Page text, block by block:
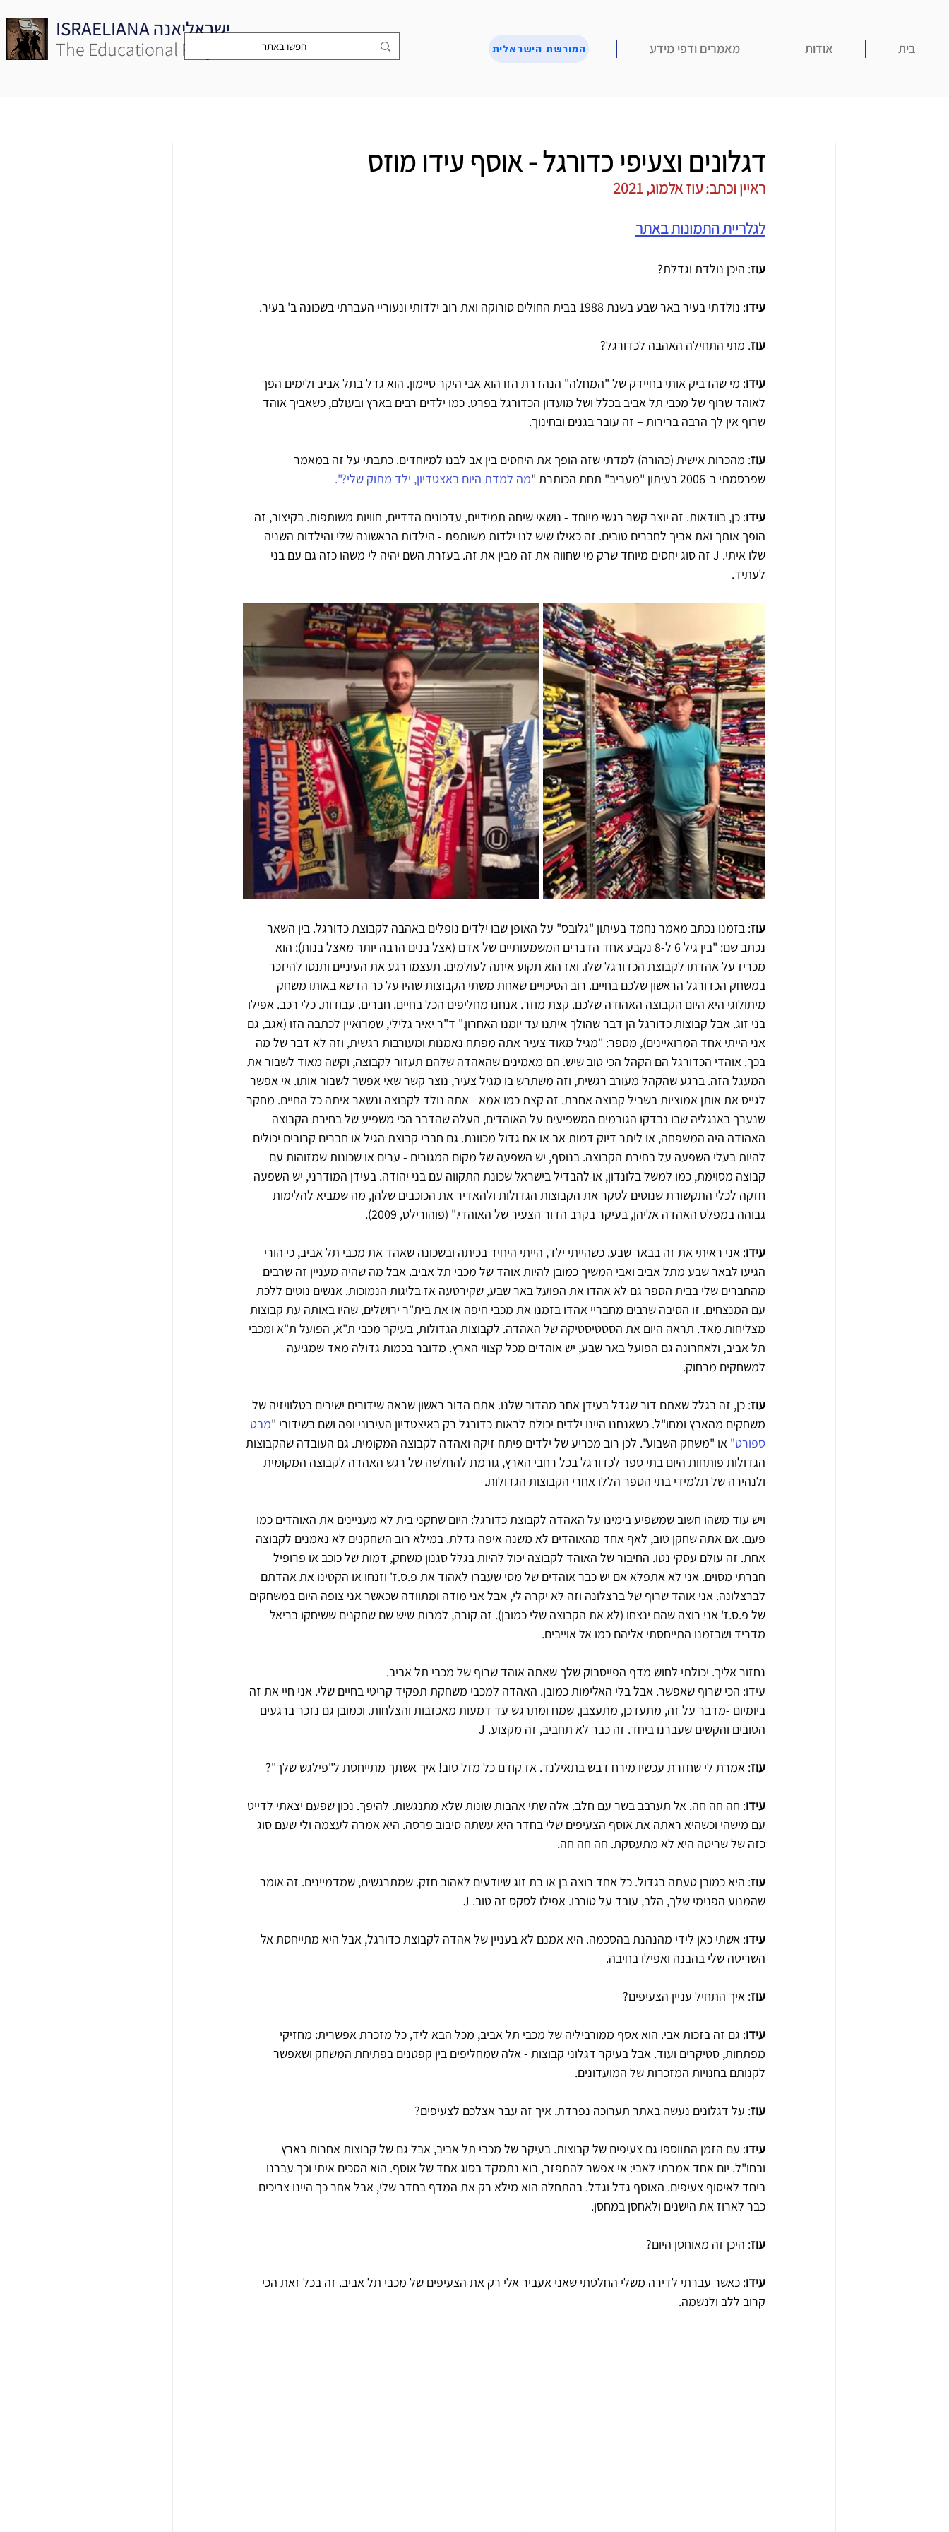
ISRAELIANA ישראליאנה
The Educational Project המורשת הישראלית בית אודות מאמרים ודפי מידע
דגלונים וצעיפי כדורגל - אוסף עידו מוזס
ראיין וכתב: עוז אלמוג, 2021
לגלריית התמונות באתר
עוז: היכן נולדת וגדלת?
עידו: נולדתי בעיר באר שבע בשנת 1988 בבית החולים סורוקה ואת רוב ילדותי ונעוריי העברתי בשכונה ב' בעיר.
עוז. מתי התחילה האהבה לכדורגל?
עידו: מי שהדביק אותי בחיידק של "המחלה" הנהדרת הזו הוא אבי היקר סיימון. הוא גדל בתל אביב ולימים הפך
לאוהד שרוף של מכבי תל אביב בכלל ושל מועדון הכדורגל בפרט. כמו ילדים רבים בארץ ובעולם, כשאביך אוהד
שרוף אין לך הרבה ברירות – זה עובר בגנים ובחינוך.
עוז: מהכרות אישית (כהורה) למדתי שזה הופך את היחסים בין אב לבנו למיוחדים. כתבתי על זה במאמר
שפרסמתי ב-2006 בעיתון "מעריב" תחת הכותרת "
מה למדת היום באצטדיון, ילד מתוק שלי?".
עידו: כן, בוודאות. זה יוצר קשר רגשי מיוחד - נושאי שיחה תמידיים, עדכונים הדדיים, חוויות משותפות. בקיצור, זה
הופך אותך ואת אביך לחברים טובים. זה כאילו שיש לנו ילדות משותפת - הילדות הראשונה שלי והילדות השניה
שלו איתי. J זה סוג יחסים מיוחד שרק מי שחווה את זה מבין את זה. בעזרת השם יהיה לי משהו כזה גם עם בני
לעתיד.
עוז: בזמנו נכתב מאמר נחמד בעיתון "גלובס" על האופן שבו ילדים נופלים באהבה לקבוצת כדורגל. בין השאר
נכתב שם: "בין גיל 6 ל-8 נקבע אחד הדברים המשמעותיים של אדם (אצל בנים הרבה יותר מאצל בנות): הוא
מכריז על אהדתו לקבוצת הכדורגל שלו. ואז הוא תקוע איתה לעולמים. תעצמו רגע את העיניים ותנסו להיזכר
במשחק הכדורגל הראשון שלכם בחיים. רוב הסיכויים שאחת משתי הקבוצות שהיו על כר הדשא באותו משחק
מיתולוגי היא היום הקבוצה האהודה שלכם. קצת מוזר. אנחנו מחליפים הכל בחיים. חברים. עבודות. כלי רכב. אפילו
בני זוג. אבל קבוצות כדורגל הן דבר שהולך איתנו עד יומנו האחרון." ד"ר יאיר גלילי, שמרואיין לכתבה הזו (אגב, גם
אני הייתי אחד המרואיינים), מספר: "מגיל מאוד צעיר אתה מפתח נאמנות ומעורבות רגשית, וזה לא דבר של מה
בכך. אוהדי הכדורגל הם הקהל הכי טוב שיש. הם מאמינים שהאהדה שלהם תעזור לקבוצה, וקשה מאוד לשבור את
המעגל הזה. ברגע שהקהל מעורב רגשית, וזה משתרש בו מגיל צעיר, נוצר קשר שאי אפשר לשבור אותו. אי אפשר
לגייס את אותן אמוציות בשביל קבוצה אחרת. זה קצת כמו אמא - אתה נולד לקבוצה ונשאר איתה כל החיים. מחקר
שנערך באנגליה שבו נבדקו הגורמים המשפיעים על האוהדים, העלה שהדבר הכי משפיע של בחירת הקבוצה
האהודה היה המשפחה, או ליתר דיוק דמות אב או אח גדול מכוונת. גם חברי קבוצת הגיל או חברים קרובים יכולים
להיות בעלי השפעה על בחירת הקבוצה. בנוסף, יש השפעה של מקום המגורים - ערים או שכונות שמזוהות עם
קבוצה מסוימת, כמו למשל בלונדון, או להבדיל בישראל שכונת התקווה עם בני יהודה. בעידן המודרני, יש השפעה
חזקה לכלי התקשורת שנוטים לסקר את הקבוצות הגדולות ולהאדיר את הכוכבים שלהן, מה שמביא להלימות
גבוהה במפלס האהדה אליהן, בעיקר בקרב הדור הצעיר של האוהדי." (פוהורילס, 2009).
עידו: אני ראיתי את זה בבאר שבע. כשהייתי ילד, הייתי היחיד בכיתה ובשכונה שאהד את מכבי תל אביב, כי הורי
הגיעו לבאר שבע מתל אביב ואבי המשיך כמובן להיות אוהד של מכבי תל אביב. אבל מה שהיה מעניין זה שרבים
מהחברים שלי בבית הספר גם לא אהדו את הפועל באר שבע, שקירטעה אז בליגות הנמוכות. אנשים נוטים ללכת
עם המנצחים. זו הסיבה שרבים מחבריי אהדו בזמנו את מכבי חיפה או את בית"ר ירושלים, שהיו באותה עת קבוצות
מצליחות מאד. תראה היום את הסטטיסטיקה של האהדה. לקבוצות הגדולות, בעיקר מכבי ת"א, הפועל ת"א ומכבי
תל אביב, ולאחרונה גם הפועל באר שבע, יש אוהדים מכל קצווי הארץ. מדובר בכמות גדולה מאד שמגיעה
למשחקים מרחוק.
עוז: כן, זה בגלל שאתם דור שגדל בעידן אחר מהדור שלנו. אתם הדור ראשון שראה שידורים ישירים בטלוויזיה של
משחקים מהארץ ומחו"ל. כשאנחנו היינו ילדים יכולת לראות כדורגל רק באיצטדיון העירוני ופה ושם בשידורי "מבט
ספורט" או "משחק השבוע". לכן רוב מכריע של ילדים פיתח זיקה ואהדה לקבוצה המקומית. גם העובדה שהקבוצות
הגדולות פותחות היום בתי ספר לכדורגל בכל רחבי הארץ, גורמת להחלשה של רגש האהדה לקבוצה המקומית
ולנהירה של תלמידי בתי הספר הללו אחרי הקבוצות הגדולות.
ויש עוד משהו חשוב שמשפיע בימינו על האהדה לקבוצת כדורגל: היום שחקני בית לא מעניינים את האוהדים כמו
פעם. אם אתה שחקן טוב, לאף אחד מהאוהדים לא משנה איפה גדלת. במילא רוב השחקנים לא נאמנים לקבוצה
אחת. זה עולם עסקי נטו. החיבור של האוהד לקבוצה יכול להיות בגלל סגנון משחק, דמות של כוכב או פרופיל
חברתי מסוים. אני לא אתפלא אם יש כבר אוהדים של מסי שעברו לאהוד את פ.ס.ז' וזנחו או הקטינו את אהדתם
לברצלונה. אני אוהד שרוף של ברצלונה וזה לא יקרה לי, אבל אני מודה ומתוודה שכאשר אני צופה היום במשחקים
של פ.ס.ז' אני רוצה שהם ינצחו (לא את הקבוצה שלי כמובן). זה קורה, למרות שיש שם שחקנים ששיחקו בריאל
מדריד ושבזמנו התייחסתי אליהם כמו אל אוייבים.
נחזור אליך. יכולתי לחוש מדף הפייסבוק שלך שאתה אוהד שרוף של מכבי תל אביב.
עידו: הכי שרוף שאפשר. אבל בלי האלימות כמובן. האהדה למכבי משחקת תפקיד קריטי בחיים שלי. אני חיי את זה
ביומיום -מדבר על זה, מתעדכן, מתעצבן, שמח ומתרגש עד דמעות מאכזבות והצלחות. וכמובן גם נזכר ברגעים
הטובים והקשים שעברנו ביחד. זה כבר לא תחביב, זה מקצוע. J
עוז: אמרת לי שחזרת עכשיו מירח דבש בתאילנד. אז קודם כל מזל טוב! איך אשתך מתייחסת ל"פילגש שלך"?
עידו: חה חה חה. אל תערבב בשר עם חלב. אלה שתי אהבות שונות שלא מתנגשות. להיפך. נכון שפעם יצאתי לדייט
עם מישהי וכשהיא ראתה את אוסף הצעיפים שלי בחדר היא עשתה סיבוב פרסה. היא אמרה לעצמה ולי שעם סוג
כזה של שריטה היא לא מתעסקת. חה חה חה.
עוז: היא כמובן טעתה בגדול. כל אחד רוצה בן או בת זוג שיודעים לאהוב חזק. שמתרגשים, שמדמיינים. זה אומר
שהמנוע הפנימי שלך, הלב, עובד על טורבו. אפילו לסקס זה טוב. J
עידו: אשתי כאן לידי מהנהנת בהסכמה. היא אמנם לא בעניין של אהדה לקבוצת כדורגל, אבל היא מתייחסת אל
השריטה שלי בהבנה ואפילו בחיבה.
עוז: איך התחיל עניין הצעיפים?
עידו: גם זה בזכות אבי. הוא אסף ממורביליה של מכבי תל אביב, מכל הבא ליד, כל מזכרת אפשרית: מחזיקי
מפתחות, סטיקרים ועוד. אבל בעיקר דגלוני קבוצות - אלה שמחליפים בין קפטנים בפתיחת המשחק ושאפשר
לקנותם בחנויות המזכרות של המועדונים.
עוז: על דגלונים נעשה באתר תערוכה נפרדת. איך זה עבר אצלכם לצעיפים?
עידו: עם הזמן התווספו גם צעיפים של קבוצות. בעיקר של מכבי תל אביב, אבל גם של קבוצות אחרות בארץ
ובחו"ל. יום אחד אמרתי לאבי: אי אפשר להתפזר, בוא נתמקד בסוג אחד של אוסף. הוא הסכים איתי וכך עברנו
ביחד לאיסוף צעיפים. האוסף גדל וגדל. בהתחלה הוא מילא רק את המדף בחדר שלי, אבל אחר כך היינו צריכים
כבר לארוז את הישנים ולאחסן במחסן.
עוז: היכן זה מאוחסן היום?
עידו: כאשר עברתי לדירה משלי החלטתי שאני אעביר אלי רק את הצעיפים של מכבי תל אביב. זה בכל זאת הכי
קרוב ללב ולנשמה.